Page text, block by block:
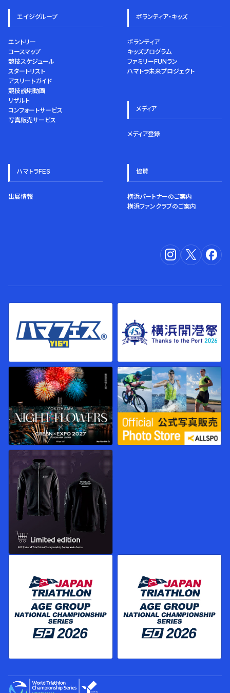
エイジグループ
エントリー
コースマップ
競技スケジュール
スタートリスト
アスリートガイド
競技説明動画
リザルト
コンフォートサービス
写真販売サービス
ボランティア・キッズ
ボランティア
キッズプログラム
ファミリーFUNラン
ハマトラ未来プロジェクト
メディア
メディア登録
ハマトラFES
出展情報
協賛
横浜パートナーのご案内
横浜ファンクラブのご案内